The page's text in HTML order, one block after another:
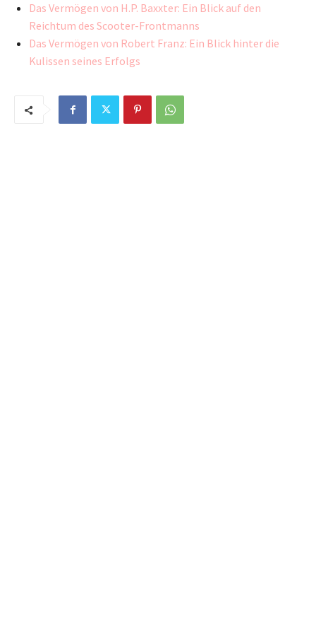
Das Vermögen von H.P. Baxxter: Ein Blick auf den
Reichtum des Scooter-Frontmanns
Das Vermögen von Robert Franz: Ein Blick hinter die
Kulissen seines Erfolgs